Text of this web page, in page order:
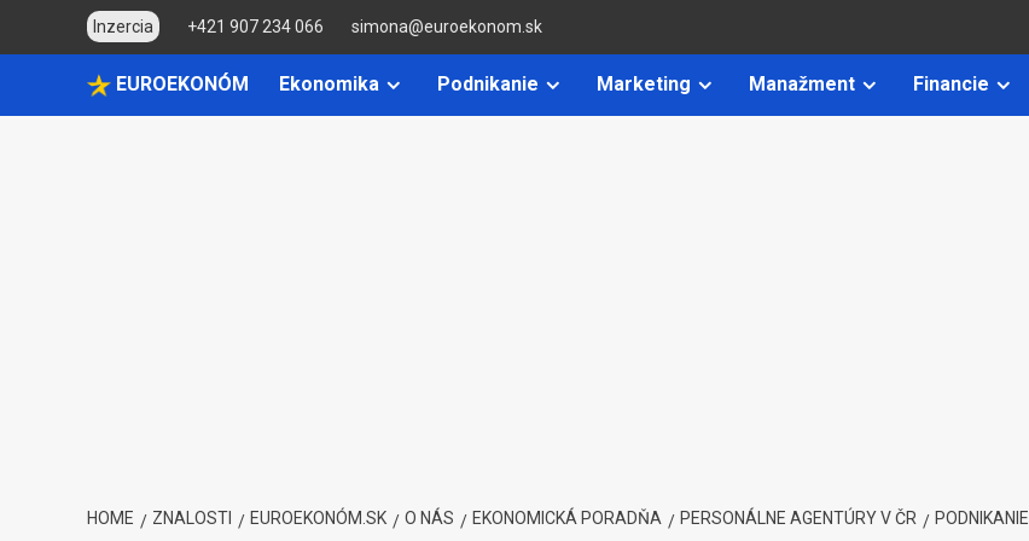
Inzercia +421 907 234 066 simona@euroekonom.sk
EUROEKONÓM Ekonomika Podnikanie Marketing Manažment Financie
HOME ZNALOSTI EUROEKONÓM.SK O NÁS EKONOMICKÁ PORADŇA PERSONÁLNE AGENTÚRY V ČR PODNIKANIE